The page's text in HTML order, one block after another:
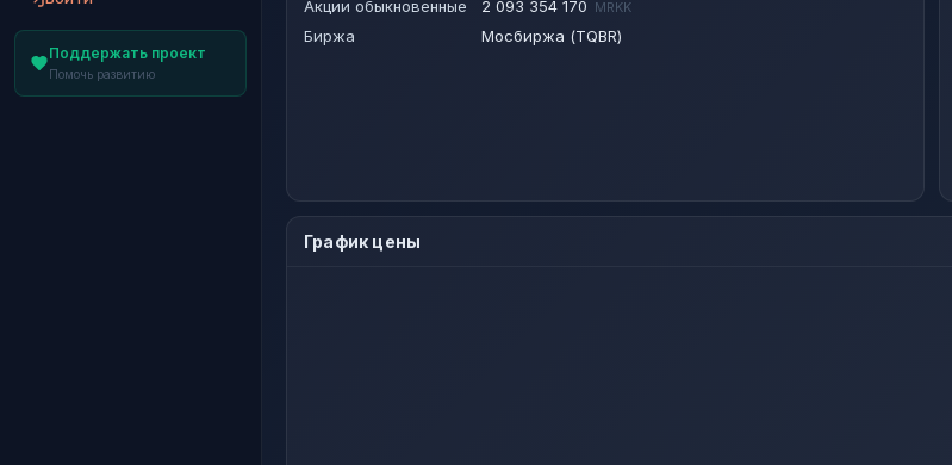
Поддержать проект
Помочь развитию
Акции обыкновенные
2 093 354 170 MRKK
Биржа Мосбиржа (TQBR)
График цены